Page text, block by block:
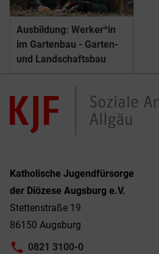
Ausbildung: Werker*in
im Gartenbau - Garten-
und Landschaftsbau
Katholische Jugendfürsorge
der Diözese Augsburg e.V.
Stettenstraße 19
86150 Augsburg
0821 3100-0